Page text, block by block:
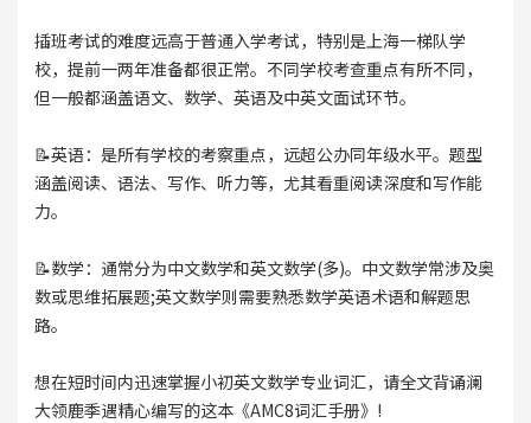
插班考试的难度远高于普通入学考试，特别是上海一梯队学
校，提前一两年准备都很正常。不同学校考查重点有所不同，
但一般都涵盖语文、数学、英语及中英文面试环节。
📝英语：是所有学校的考察重点，远超公办同年级水平。题型
涵盖阅读、语法、写作、听力等，尤其看重阅读深度和写作能
力。
📝数学：通常分为中文数学和英文数学(多)。中文数学常涉及奥
数或思维拓展题;英文数学则需要熟悉数学英语术语和解题思
路。
想在短时间内迅速掌握小初英文数学专业词汇，请全文背诵澜
大领鹿季遇精心编写的这本《AMC8词汇手册》!